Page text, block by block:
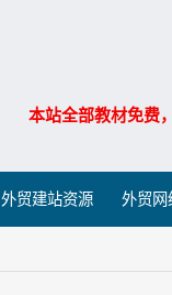
本站全部教材免费
外贸建站资源 外贸网